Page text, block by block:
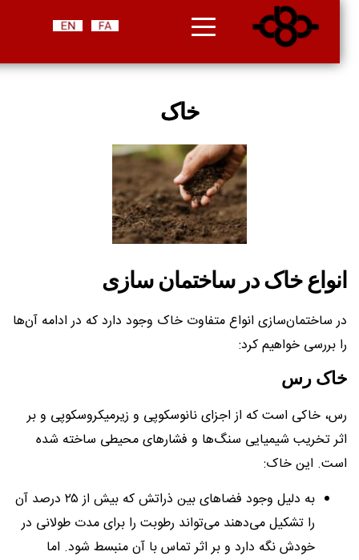
خاک
انواع خاک در ساختمان‌ سازی
در ساختمان‌سازی انواع متفاوت خاک وجود دارد که در ادامه آن‌ها
را بررسی خواهیم کرد:
خاک رس
رس، خاکی است که از اجزای نانوسکوپی و زیرمیکروسکوپی و بر
اثر تخریب شیمیایی سنگ‌ها و فشارهای محیطی ساخته شده
است. این خاک:
به دلیل وجود فضاهای بین ذراتش که بیش از ۲۵ درصد آن
را تشکیل می‌دهند می‌تواند رطوبت را برای مدت طولانی در
خودش نگه دارد و بر اثر تماس با آن منبسط شود. اما